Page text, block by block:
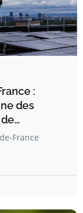
:
des
France